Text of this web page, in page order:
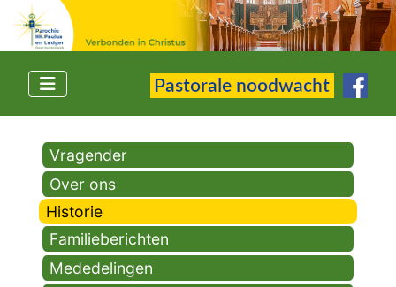
Vragender
Over ons
Historie
Familieberichten
Mededelingen